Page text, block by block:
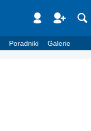
Poradniki Galerie